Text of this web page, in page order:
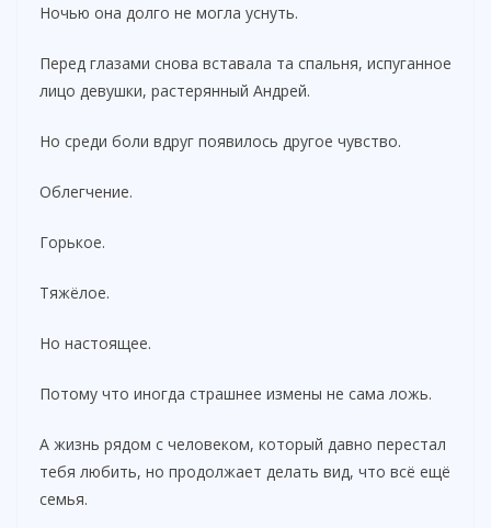
Ночью она долго не могла уснуть.
Перед глазами снова вставала та спальня, испуганное
лицо девушки, растерянный Андрей.
Но среди боли вдруг появилось другое чувство.
Облегчение.
Горькое.
Тяжёлое.
Но настоящее.
Потому что иногда страшнее измены не сама ложь.
А жизнь рядом с человеком, который давно перестал
тебя любить, но продолжает делать вид, что всё ещё
семья.